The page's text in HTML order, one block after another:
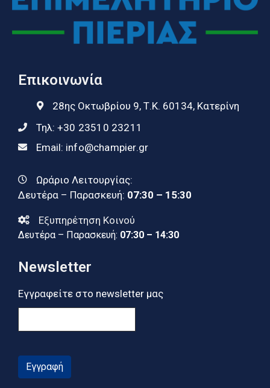
Επικοινωνία
28ης Οκτωβρίου 9, Τ.Κ. 60134, Κατερίνη
Τηλ: +30 23510 23211
Email: info@champier.gr
Ωράριο Λειτουργίας:
Δευτέρα – Παρασκευή: 07:30 – 15:30
Εξυπηρέτηση Κοινού
Δευτέρα – Παρασκευή: 07:30 – 14:30
Newsletter
Εγγραφείτε στο newsletter μας
Εγγραφή